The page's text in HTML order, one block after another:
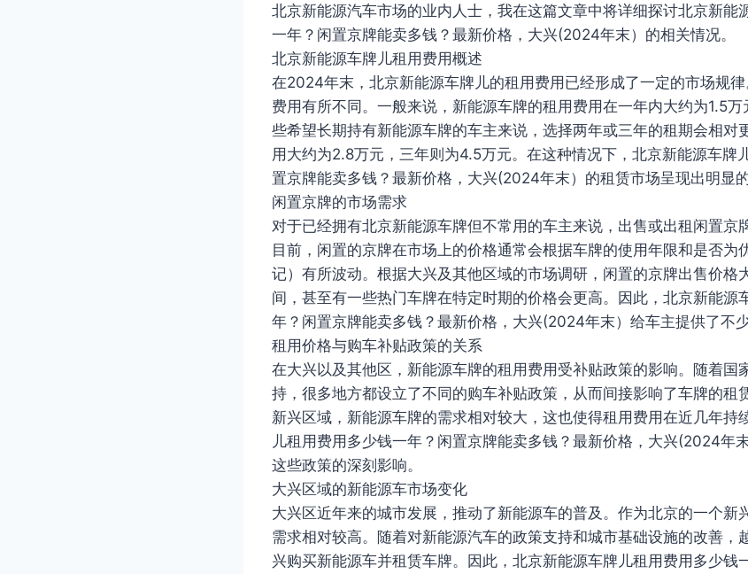
北京新能源汽车市场的业内人士，我在这篇文章中将详细探讨北京新能
一年？闲置京牌能卖多钱？最新价格，大兴(2024年末）的相关情况。
北京新能源车牌儿租用费用概述
在2024年末，北京新能源车牌儿的租用费用已经形成了一定的市场规律
费用有所不同。一般来说，新能源车牌的租用费用在一年内大约为1.5
些希望长期持有新能源车牌的车主来说，选择两年或三年的租期会相对
用大约为2.8万元，三年则为4.5万元。在这种情况下，北京新能源车牌
置京牌能卖多钱？最新价格，大兴(2024年末）的租赁市场呈现出明显的
闲置京牌的市场需求
对于已经拥有北京新能源车牌但不常用的车主来说，出售或出租闲置京
目前，闲置的京牌在市场上的价格通常会根据车牌的使用年限和是否为
记）有所波动。根据大兴及其他区域的市场调研，闲置的京牌出售价格
间，甚至有一些热门车牌在特定时期的价格会更高。因此，北京新能源
年？闲置京牌能卖多钱？最新价格，大兴(2024年末）给车主提供了不少
租用价格与购车补贴政策的关系
在大兴以及其他区，新能源车牌的租用费用受补贴政策的影响。随着国
持，很多地方都设立了不同的购车补贴政策，从而间接影响了车牌的租
新兴区域，新能源车牌的需求相对较大，这也使得租用费用在近几年持
儿租用费用多少钱一年？闲置京牌能卖多钱？最新价格，大兴(2024年
这些政策的深刻影响。
大兴区域的新能源车市场变化
大兴区近年来的城市发展，推动了新能源车的普及。作为北京的一个新
需求相对较高。随着对新能源汽车的政策支持和城市基础设施的改善，
兴购买新能源车并租赁车牌。因此，北京新能源车牌儿租用费用多少钱